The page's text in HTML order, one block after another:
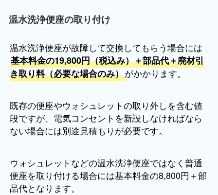
温水洗浄便座の取り付け
温水洗浄便座が故障して交換してもらう場合には
基本料金の19,800円（税込み）＋部品代＋廃材引
き取り料（必要な場合のみ）がかかります。
既存の便座やウォシュレットの取り外しを含む値
段ですが、電気コンセントを新設しなければなら
ない場合には別途見積もりが必要です。
ウォシュレットなどの温水洗浄便座ではなく普通
便座を取り付ける場合には基本料金の8,800円＋部
品代となります。